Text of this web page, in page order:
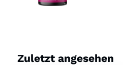
Sport und Bewegung
Zuletzt angesehen